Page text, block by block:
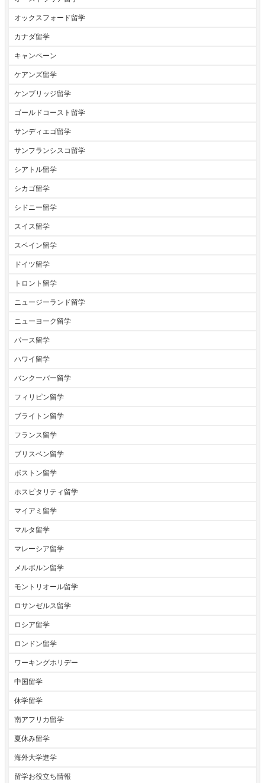
オックスフォード留学
カナダ留学
キャンペーン
ケアンズ留学
ケンブリッジ留学
ゴールドコースト留学
サンディエゴ留学
サンフランシスコ留学
シアトル留学
シカゴ留学
シドニー留学
スイス留学
スペイン留学
ドイツ留学
トロント留学
ニュージーランド留学
ニューヨーク留学
パース留学
ハワイ留学
バンクーバー留学
フィリピン留学
ブライトン留学
フランス留学
ブリスベン留学
ボストン留学
ホスピタリティ留学
マイアミ留学
マルタ留学
マレーシア留学
メルボルン留学
モントリオール留学
ロサンゼルス留学
ロシア留学
ロンドン留学
ワーキングホリデー
中国留学
休学留学
南アフリカ留学
夏休み留学
海外大学進学
留学お役立ち情報